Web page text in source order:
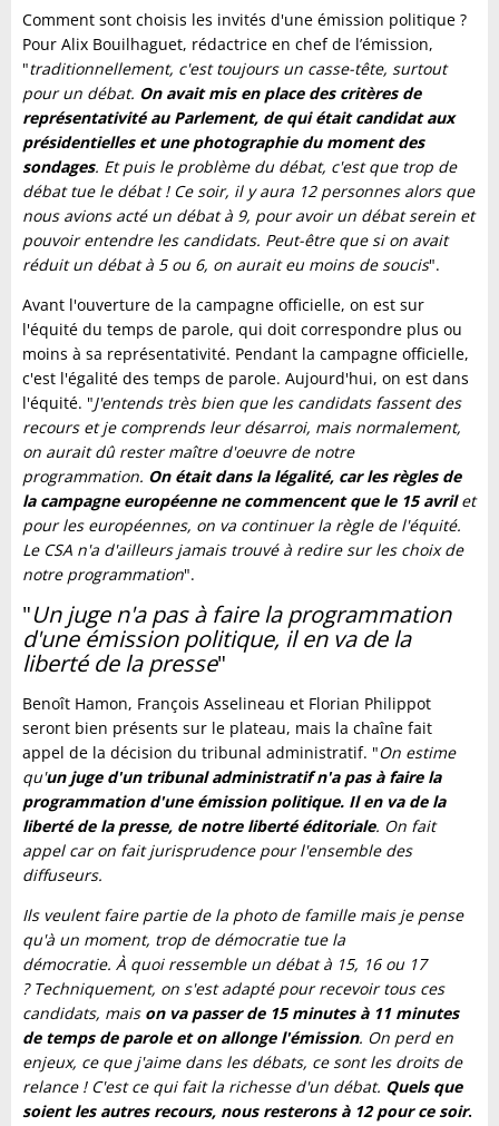
Comment sont choisis les invités d'une émission politique ?
Pour Alix Bouilhaguet, rédactrice en chef de l’émission,
"traditionnellement, c'est toujours un casse-tête, surtout
pour un débat. On avait mis en place des critères de
représentativité au Parlement, de qui était candidat aux
présidentielles et une photographie du moment des
sondages. Et puis le problème du débat, c'est que trop de
débat tue le débat ! Ce soir, il y aura 12 personnes alors que
nous avions acté un débat à 9, pour avoir un débat serein et
pouvoir entendre les candidats. Peut-être que si on avait
réduit un débat à 5 ou 6, on aurait eu moins de soucis".
Avant l'ouverture de la campagne officielle, on est sur
l'équité du temps de parole, qui doit correspondre plus ou
moins à sa représentativité. Pendant la campagne officielle,
c'est l'égalité des temps de parole. Aujourd'hui, on est dans
l'équité. "J'entends très bien que les candidats fassent des
recours et je comprends leur désarroi, mais normalement,
on aurait dû rester maître d'oeuvre de notre
programmation. On était dans la légalité, car les règles de
la campagne européenne ne commencent que le 15 avrilet
pour les européennes, on va continuer la règle de l'équité.
Le CSA n'a d'ailleurs jamais trouvé à redire sur les choix de
notre programmation".
"Un juge n'a pas à faire la programmation
d'une émission politique, il en va de la
liberté de la presse"
Benoît Hamon, François Asselineau et Florian Philippot
seront bien présents sur le plateau, mais la chaîne fait
appel de la décision du tribunal administratif. "On estime
qu'un juge d'un tribunal administratif n'a pas à faire la
programmation d'une émission politique. Il en va de la
liberté de la presse, de notre liberté éditoriale. On fait
appel car on fait jurisprudence pour l'ensemble des
diffuseurs.
Ils veulent faire partie de la photo de famille mais je pense
qu'à un moment, trop de démocratie tue la
démocratie. À quoi ressemble un débat à 15, 16 ou 17
? Techniquement, on s'est adapté pour recevoir tous ces
candidats, maison va passer de 15 minutes à 11 minutes
de temps de parole et on allonge l'émission. On perd en
enjeux, ce que j'aime dans les débats, ce sont les droits de
relance ! C'est ce qui fait la richesse d'un débat. Quels que
soient les autres recours, nous resterons à 12 pour ce soir.